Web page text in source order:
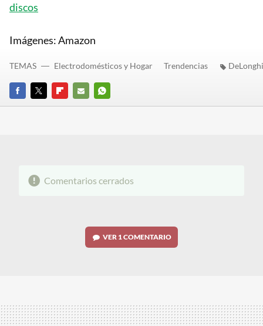
discos
Imágenes: Amazon
FACEBOOK
TWITTERFLIPBOARD
E-
WHATSAPP
TEMAS Electrodomésticos y Hogar Trendencias DeLonghi
Comentarios cerrados
VER 1 COMENTARIO